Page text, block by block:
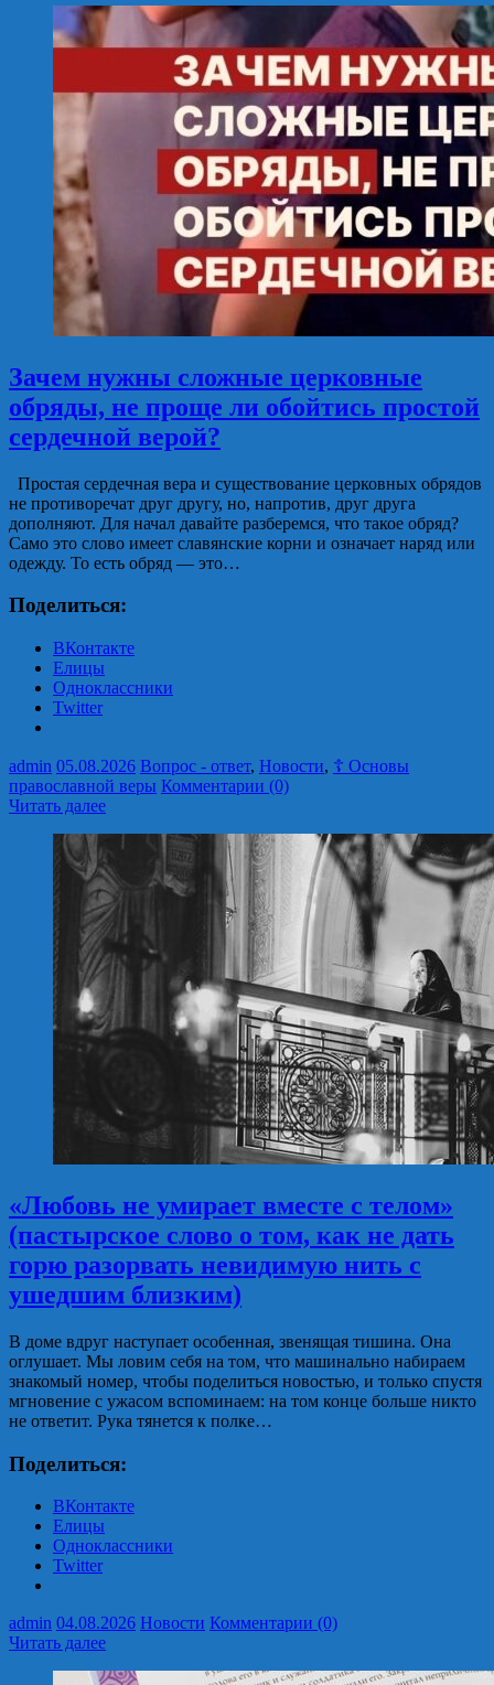
Зачем нужны сложные церковные
обряды, не проще ли обойтись простой
сердечной верой?
Простая сердечная вера и существование церковных обрядов
не противоречат друг другу, но, напротив, друг друга
дополняют. Для начал давайте разберемся, что такое обряд?
Само это слово имеет славянские корни и означает наряд или
одежду. То есть обряд — это…
Поделиться:
ВКонтакте
Елицы
Одноклассники
Twitter
admin 05.08.2026 Вопрос - ответ, Новости, ☦ Основы
православной веры Комментарии (0)
Читать далее
«Любовь не умирает вместе с телом»
(пастырское слово о том, как не дать
горю разорвать невидимую нить с
ушедшим близким)
В доме вдруг наступает особенная, звенящая тишина. Она
оглушает. Мы ловим себя на том, что машинально набираем
знакомый номер, чтобы поделиться новостью, и только спустя
мгновение с ужасом вспоминаем: на том конце больше никто
не ответит. Рука тянется к полке…
Поделиться:
ВКонтакте
Елицы
Одноклассники
Twitter
admin 04.08.2026 Новости Комментарии (0)
Читать далее